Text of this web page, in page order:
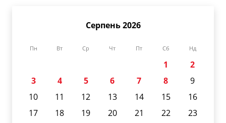
Серпень 2026
Пн Вт Ср Чт Пт Сб Нд
1
2
3
4 5 6 7 8
9
10
11 12 13 14 15
16
17
18 19 20 21 22
23